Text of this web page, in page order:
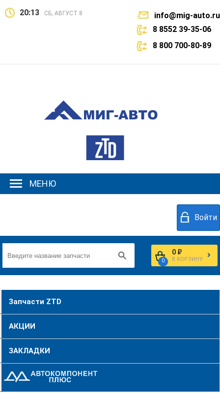
20:13 СБ, АВГУСТ 8
info@mig-auto.ru
8 8552 39-35-06
8 800 700-80-89
МЕНЮ
Войти
0
0 ₽
В КОРЗИНУ
Запчасти ZTD
АКЦИИ
ЗАКЛАДКИ